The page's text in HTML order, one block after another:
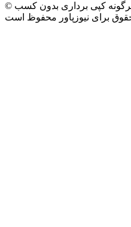
© طراحی و توسعه : نیوزپاور. هرگونه کپی برداری بدون کسب